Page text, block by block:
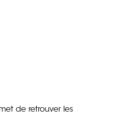
de retrouver les